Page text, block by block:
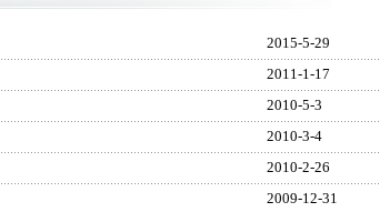
2015-5-29
2011-1-17
2010-5-3
2010-3-4
2010-2-26
2009-12-31